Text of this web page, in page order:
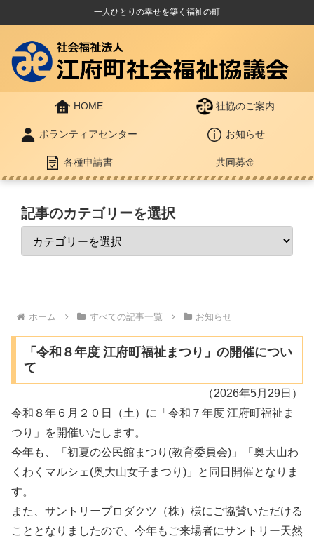
一人ひとりの幸せを築く福祉の町
HOME 社協のご案内
ボランティアセンター お知らせ
各種申請書 共同募金
記事のカテゴリーを選択
ホーム すべての記事一覧 お知らせ
「令和８年度 江府町福祉まつり」の開催につい
て
（2026年5月29日）
令和８年６月２０日（土）に「令和７年度 江府町福祉ま
つり」を開催いたします。
今年も、「初夏の公民館まつり(教育委員会)」「奥大山わ
くわくマルシェ(奥大山女子まつり)」と同日開催となりま
す。
また、サントリープロダクツ（株）様にご協賛いただける
こととなりましたので、今年もご来場者にサントリー天然